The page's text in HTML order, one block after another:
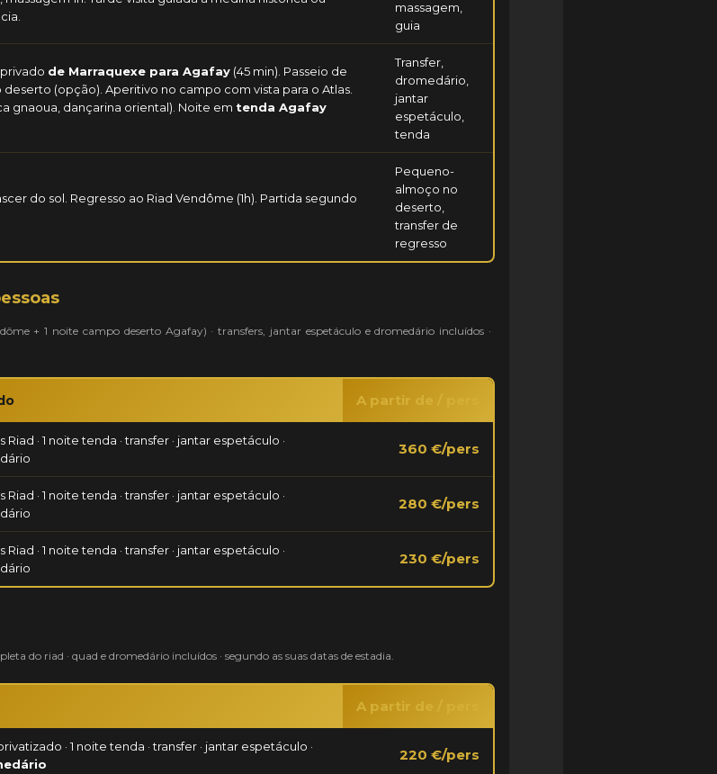
massagem,
guia
de Marraquexe para Agafay (45 min). Passeio de
(opção). Aperitivo no campo com vista para o Atlas.
gnaoua, dançarina oriental). Noite em tenda Agafay
Transfer,
dromedário,
jantar
espetáculo,
tenda
do sol. Regresso ao Riad Vendôme (1h). Partida segundo
Pequeno-
almoço no
deserto,
transfer de
regresso
+ 1 noite campo deserto Agafay) · transfers, jantar espetáculo e dromedário incluídos ·
A partir de / pers
Riad · 1 noite tenda · transfer · jantar espetáculo ·
360 €/pers
Riad · 1 noite tenda · transfer · jantar espetáculo ·
280 €/pers
Riad · 1 noite tenda · transfer · jantar espetáculo ·
230 €/pers
do riad · quad e dromedário incluídos · segundo as suas datas de estadia.
A partir de / pers
· 1 noite tenda · transfer · jantar espetáculo ·
220 €/pers